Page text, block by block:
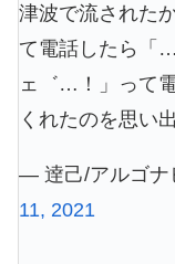
津波で流された
て電話したら「
ェ゛…！」って
くれたのを思い
— 逹己/アルゴナ
11, 2021